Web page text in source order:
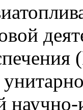
научно-